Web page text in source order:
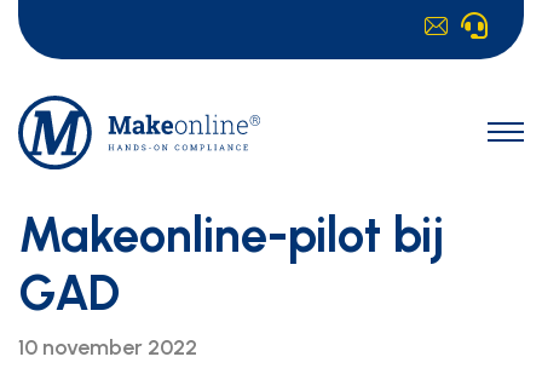
Makeonline-pilot bij
GAD
10 november 2022